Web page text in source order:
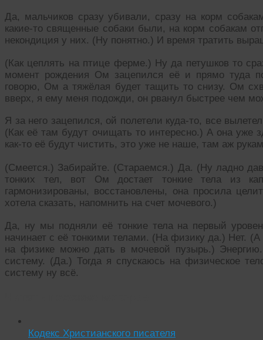
Да, мальчиков сразу убивали, сразу на корм
какие-то священные собаки были, на корм собакам
некондиция у них. (Ну понятно.) И время тратить
(Как цеплять на птице ферме.) Ну да петушков то
момент рождения Ом зацепился её и прямо туда
говорю, Ом а тяжёлая будет тащить то снизу. Ом
вверх, я ему меня подожди, он рванул быстрее чем
Я за него зацепился, ой полетели куда-то, все
(Как её там будут очищать то интересно.) А она уже
как-то её будут чистить, это уже не наше, там аж
(Смеется.) Забирайте. (Стараемся.) Да. (Ну ладно
тонких тел, вот Ом достает тонкие тела из
гармонизированы, восстановлены, она просила
хотела сказать, напомнить на счет мочевого.)
Да, ну мы подняли её тонкие тела на первый
начинает с её тонкими телами. (На физику да.) Нет. (А
на физике можно дать в мочевой пузырь.)
систему. (Да.) Тогда я спускаюсь на физическое
систему ну всё.
Кодекс Христианского писателя